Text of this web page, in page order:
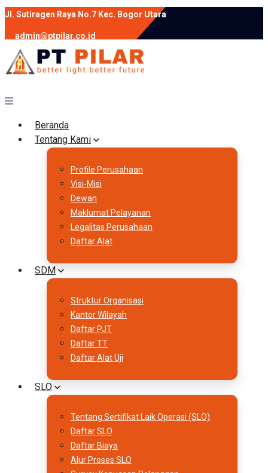
Jl. Sutiragen Raya No.7 Kec. Bogor Utara
admin@ptpilar.co.id
+62 812-9080-0020
instagram facebook
Follow :
Beranda
Tentang Kami
Profile Perusahaan
Visi-Misi
Dewan
Maklumat Pelayanan
Legalitas Perusahaan
Daftar Alat
SDM
Struktur Organisasi
Kantor Wilayah
Daftar PJT
Daftar TT
Daftar Alat Uji
SLO
Tentang Sertifikat Laik Operasi (SLO)
Daftar SLO
Daftar Biaya
Alur Proses SLO